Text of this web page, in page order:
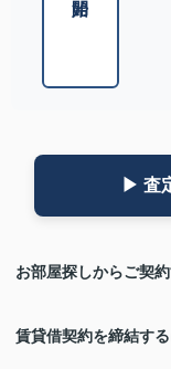
▶ 査
お部屋探しからご契
賃貸借契約を締結す